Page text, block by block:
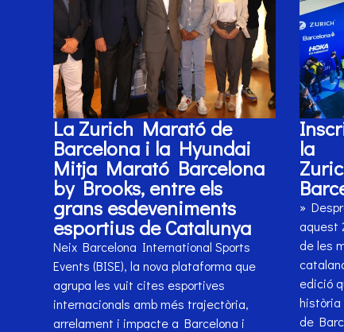
La Zurich Marató de
Barcelona i la Hyundai
Mitja Marató Barcelona
by Brooks, entre els
grans esdeveniments
esportius de Catalunya
Neix Barcelona International Sports
Events (BISE), la nova plataforma que
agrupa les vuit cites esportives
internacionals amb més trajectòria,
arrelament i impacte a Barcelona i
la
»
aquest
de les
edició
història
de